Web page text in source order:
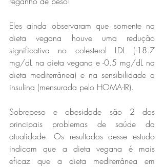
Eles ainda observaram que somente na
dieta vegana houve uma redução
significativa no colesterol LDL (-18.7
mg/dL na dieta vegana e -0.5 mg/dL na
dieta mediterrânea) e na sensibilidade a
insulina (mensurada pelo HOMA-IR).
Sobrepeso e obesidade são 2 dos
principais problemas de saúde da
atualidade. Os resultados desse estudo
indicam que a dieta vegana é mais
eficaz que a dieta mediterrânea em